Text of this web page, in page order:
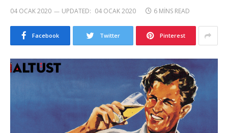
04 OCAK 2020 UPDATED: 04 OCAK 2020 6 MINS READ
Facebook Twitter Pinterest